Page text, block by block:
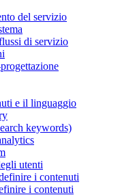
del servizio
di servizio
e il linguaggio
keywords)
utenti
i contenuti
i contenuti